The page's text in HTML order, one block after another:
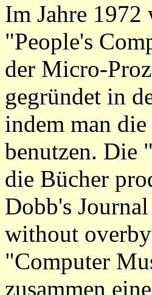
Im Jahre
"People's
der Micro-
gegründet in
indem man
benutzen. Die
die Bücher
Dobb's
without
"Computer
zusammen